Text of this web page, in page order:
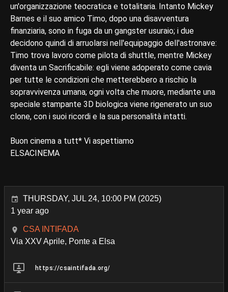
un'organizzazione teocratica e totalitaria. Intanto Mickey
Barnes e il suo amico Timo, dopo una disavventura
finanziaria, sono in fuga da un gangster usuraio; i due
decidono quindi di arruolarsi nell'equipaggio dell'astronave:
Timo trova lavoro come pilota di shuttle, mentre Mickey
diventa un Sacrificabile: egli viene adoperato come cavia
per tutte le condizioni che metterebbero a rischio la
sopravvivenza umana; ogni volta che muore, mediante una
speciale stampante 3D biologica viene rigenerato un suo
clone, con i suoi ricordi e la sua personalità intatti.
Buon cinema a tutt* Vi aspettiamo
ELSACINEMA
THURSDAY, JUL 24, 10:00 PM (2025)
1 year ago
CSA INTIFADA
Via XXV Aprile, Ponte a Elsa
https://csaintifada.org/